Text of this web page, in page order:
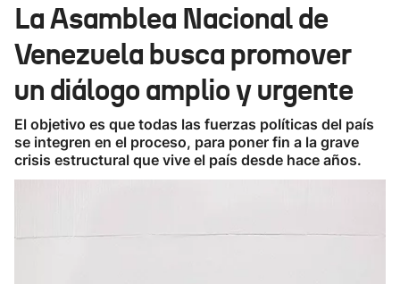
Ikusmiran
Eguraldia
La Asamblea Nacional de
Venezuela busca promover
un diálogo amplio y urgente
El objetivo es que todas las fuerzas políticas del país
se integren en el proceso, para poner fin a la grave
crisis estructural que vive el país desde hace años.